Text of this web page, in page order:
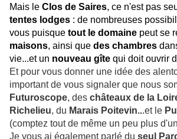
Mais le Clos de Saires, ce n'est pas
tentes lodges : de nombreuses
vous puisque tout le domaine peut se
maisons, ainsi que des chambres
vie...et un nouveau gîte qui doit ouvrir
Et pour vous donner une idée des
important de vous signaler que nous
Futuroscope, des châteaux de la
Richelieu, du Marais Poitevin...et le
(comptez tout de même un peu plus
Je vous ai également parlé du seul